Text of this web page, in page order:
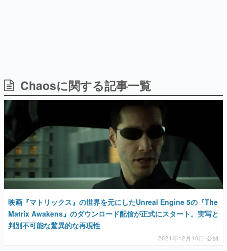
日本のコンテンツ産業やカルチャーに与えた影響を探る企
画です。
日本モバイルゲーム産業史
日本のモバイルゲーム史における主要なトピック・タイト
ルを網羅するほか、開発者へのインタビューや識者による
解説を掲載。約20年の歴史が一望できる決定版！
若ゲのいたり〜ゲームクリエイターの青春〜
『うつヌケ』『ペンと箸』等で知られるマンガ家・田中圭
一先生によるゲーム業界レポートマンガです。
なんでゲームは面白い？
ゲーム開発者・hamatsu氏がゲームの魅力を画面や操作の
具体的な形から解き明かしていく、硬派で骨太な評論連載
です。
ゲームが変えた日本語
「経験値」「裏技」「ラスボス」… ゲームにまつわる言葉
の起源や用法の変遷を、コンピューター文化史研究家・タ
Chaosに関する記事一覧
映画『マトリックス』の世界を元にしたUnreal Engine 5の『The
Matrix Awakens』のダウンロード配信が正式にスタート。実写と
判別不可能な驚異的な再現性
2021年12月10日 公開